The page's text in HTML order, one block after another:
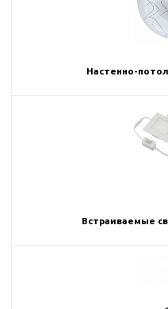
Настенно-
Встраиваемые